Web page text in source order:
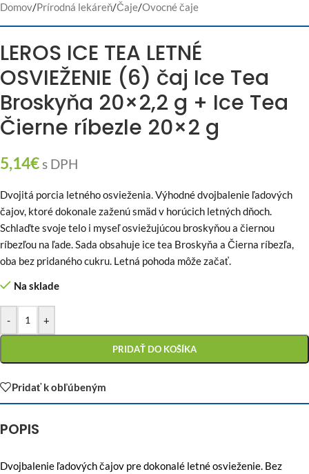
Domov/Prírodná lekáreň/Čaje/Ovocné čaje
LEROS ICE TEA LETNÉ
OSVIEŽENIE (6) čaj Ice Tea
Broskyňa 20×2,2 g + Ice Tea
Čierne ríbezle 20×2 g
5,14€s DPH
Dvojitá porcia letného osvieženia. Výhodné dvojbalenie ľadových
čajov, ktoré dokonale zaženú smäd v horúcich letných dňoch.
Schlaďte svoje telo i myseľ osviežujúcou broskyňou a čiernou
ríbezľou na ľade. Sada obsahuje ice tea Broskyňa a Čierna ríbezľa,
oba bez pridaného cukru. Letná pohoda môže začať.
Na sklade
- +
PRIDAŤ DO KOŠÍKA
Pridať k obľúbeným
POPIS
Dvojbalenie ľadových čajov pre dokonalé letné osvieženie. Bez